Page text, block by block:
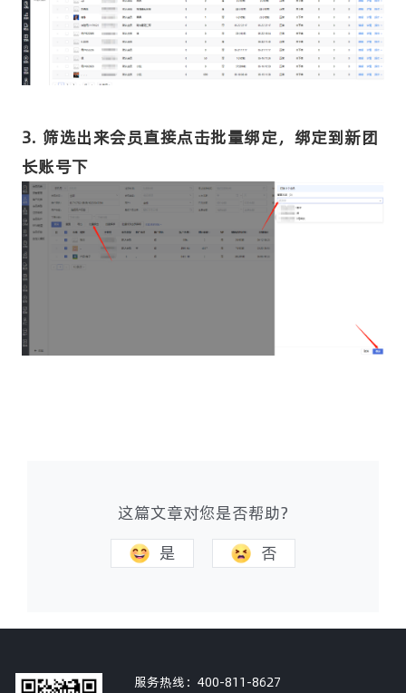
3. 筛选出来会员直接点击批量绑定，绑定到新团
长账号下
这篇文章对您是否帮助?
是
否
服务热线： 400-811-8627